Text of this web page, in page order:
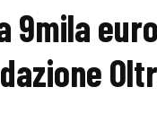
9mila